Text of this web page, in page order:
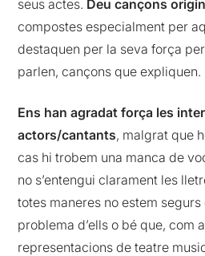
seus actes. Deu cançons
compostes especialment per
destaquen per la seva força
parlen, cançons que expliquen.
Ens han agradat força les
actors/cantants, malgrat que
cas hi trobem una manca de
no s’entengui clarament les
totes maneres no estem segurs
problema d’ells o bé que, com
representacions de teatre